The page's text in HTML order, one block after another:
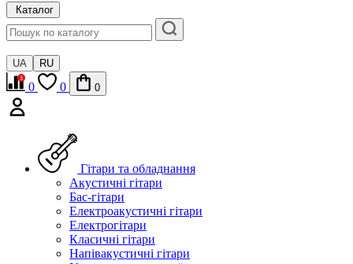
Каталог
UA RU
0 0 0
Гітари та обладнання
Акустичні гітари
Бас-гітари
Електроакустичні гітари
Електрогітари
Класичні гітари
Напівакустичні гітари